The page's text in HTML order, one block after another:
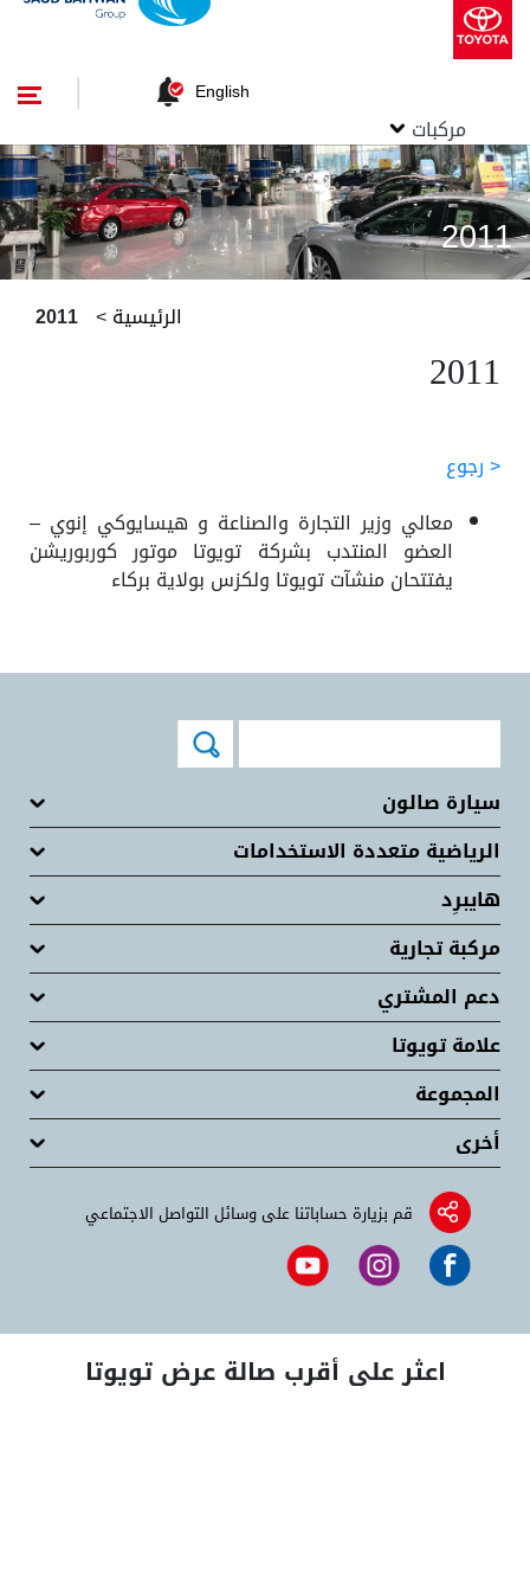
مركبات
English
2011
الرئيسية>
2011
2011
< رجوع
معالي وزير التجارة والصناعة و هيسايوكي إنوي –
العضو المنتدب بشركة تويوتا موتور كوربوريشن
يفتتحان منشآت تويوتا ولكزس بولاية بركاء
سيارة صالون
الرياضية متعددة الاستخدامات
هايبرِد
مركبة تجارية
دعم المشتري
علامة تويوتا
المجموعة
أخرى
قم بزيارة حساباتنا على وسائل التواصل الاجتماعي
اعثر على أقرب صالة عرض تويوتا